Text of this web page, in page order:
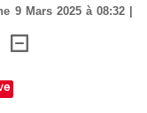
9 Mars 2025 à 08:32 |